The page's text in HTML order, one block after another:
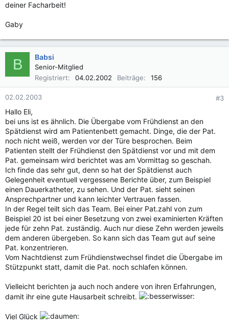
deiner Facharbeit!
Gaby
B Babsi
Senior-Mitglied
Registriert
04.02.2002 Beiträge 156
02.02.2003 #3
Hallo Eli,
bei uns ist es ähnlich. Die Übergabe vom Frühdienst an den
Spätdienst wird am Patientenbett gemacht. Dinge, die der Pat.
noch nicht weiß, werden vor der Türe besprochen. Beim
Patienten stellt der Frühdienst den Spätdienst vor und mit dem
Pat. gemeinsam wird berichtet was am Vormittag so geschah.
Ich finde das sehr gut, denn so hat der Spätdienst auch
Gelegenheit eventuell vergessene Berichte über, zum Beispiel
einen Dauerkatheter, zu sehen. Und der Pat. sieht seinen
Ansprechpartner und kann leichter Vertrauen fassen.
In der Regel teilt sich das Team. Bei einer Pat.zahl von zum
Beispiel 20 ist bei einer Besetzung von zwei examinierten Kräften
jede für zehn Pat. zuständig. Auch nur diese Zehn werden jeweils
dem anderen übergeben. So kann sich das Team gut auf seine
Pat. konzentrieren.
Vom Nachtdienst zum Frühdienstwechsel findet die Übergabe im
Stützpunkt statt, damit die Pat. noch schlafen können.
Vielleicht berichten ja auch noch andere von ihren Erfahrungen,
damit ihr eine gute Hausarbeit schreibt.
Viel Glück